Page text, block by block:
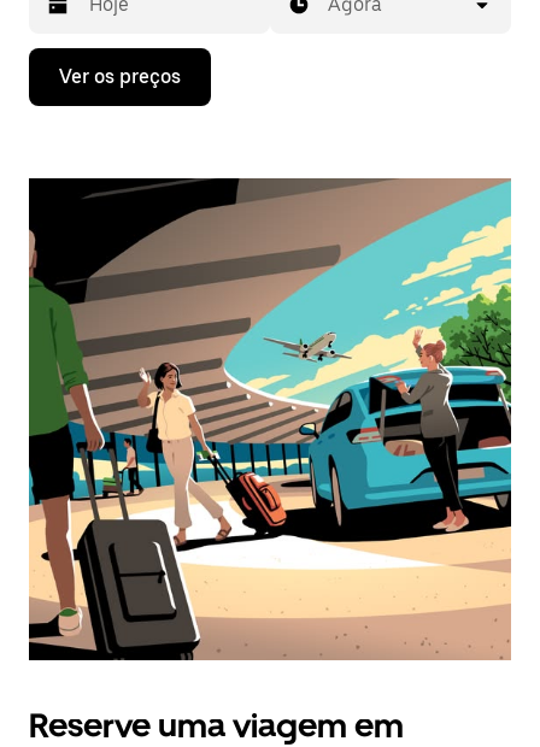
Prima
tecla
interagir
o
calendário
e
selecionar
uma
data.
Prima
botão
Esc
fechar
o
calendário.
Ver os preços
Reserve uma viagem em